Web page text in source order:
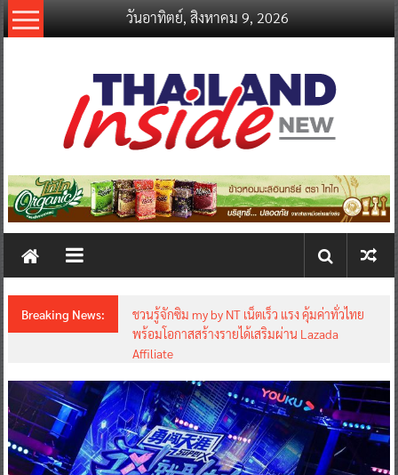
Skip
to
วันอาทิตย์, สิงหาคม 9, 2026
thailandinsidenew.com
Thailand
New
Breaking News:
ชวนรู้จักซิม my by NT เน็ตเร็ว แรง คุ้มค่าทั่วไทย
พร้อมโอกาสสร้างรายได้เสริมผ่าน Lazada
Affiliate